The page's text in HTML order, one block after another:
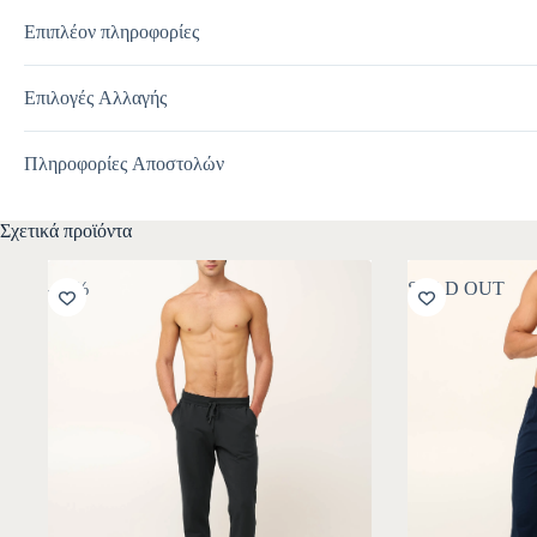
Επιπλέον πληροφορίες
Επιλογές Αλλαγής
Πληροφορίες Αποστολών
Σχετικά προϊόντα
-10% SOLD OUT